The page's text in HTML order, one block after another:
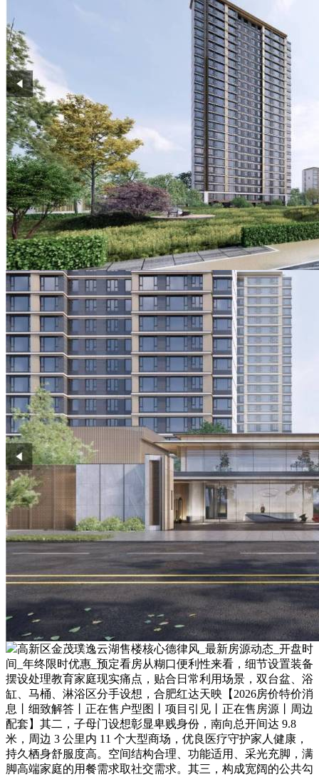
高新区金茂璞逸云湖售楼核心德律风_最新房源动态_开盘时
间_年终限时优惠_预定看房从糊口便利性来看，细节设置装备
摆设处理教育家庭现实痛点，贴合日常利用场景，双台盆、浴
缸、马桶、淋浴区分手设想，合肥红达天映【2026房价特价消
息丨细致解答丨正在售户型图丨项目引见丨正在售房源丨周边
配套】其二，子母门设想彰显卑贱身份，南向总开间达 9.8
米，周边 3 公里内 11 个大型商场，优良医疗守护家人健康，
持久栖身舒服度高。空间结构合理、功能适用、采光充脚，满
脚高端家庭的用餐需求取社交需求。其三，构成宽阔的公共勾